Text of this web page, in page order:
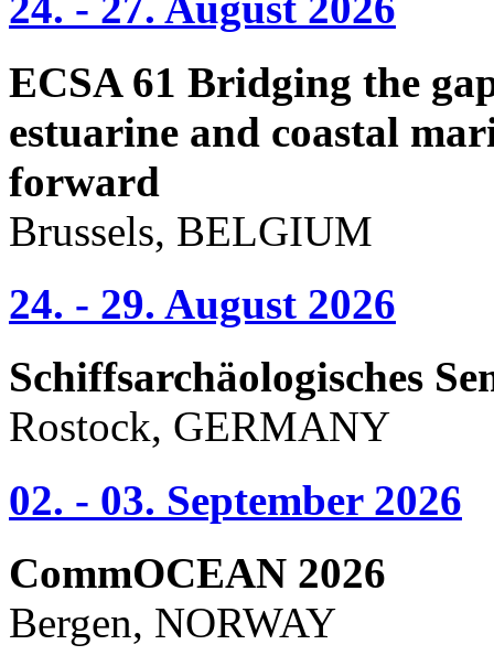
ECSA 61 Bridging the
estuarine and coastal
forward
Brussels, BELGIUM
24. - 29. August 2026
Schiffsarchäologisches
Rostock, GERMANY
02. - 03. September 2026
CommOCEAN 2026
Bergen, NORWAY